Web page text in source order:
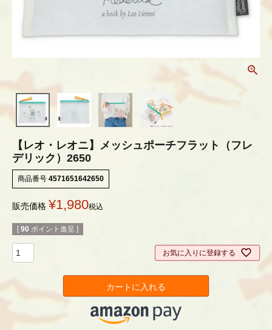
【レオ・レオニ】メッシュポーチフラット（フレ
デリック）2650
商品番号 4571651642650
販売価格 ¥1,980税込
[ 90 ポイント進呈 ]
お気に入りに登録する
カートに入れる